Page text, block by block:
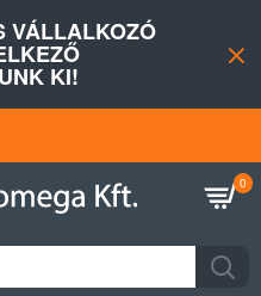
VÁLLALKOZÓ
KI!
0